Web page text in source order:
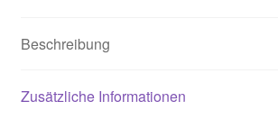
Beschreibung
Zusätzliche Informationen